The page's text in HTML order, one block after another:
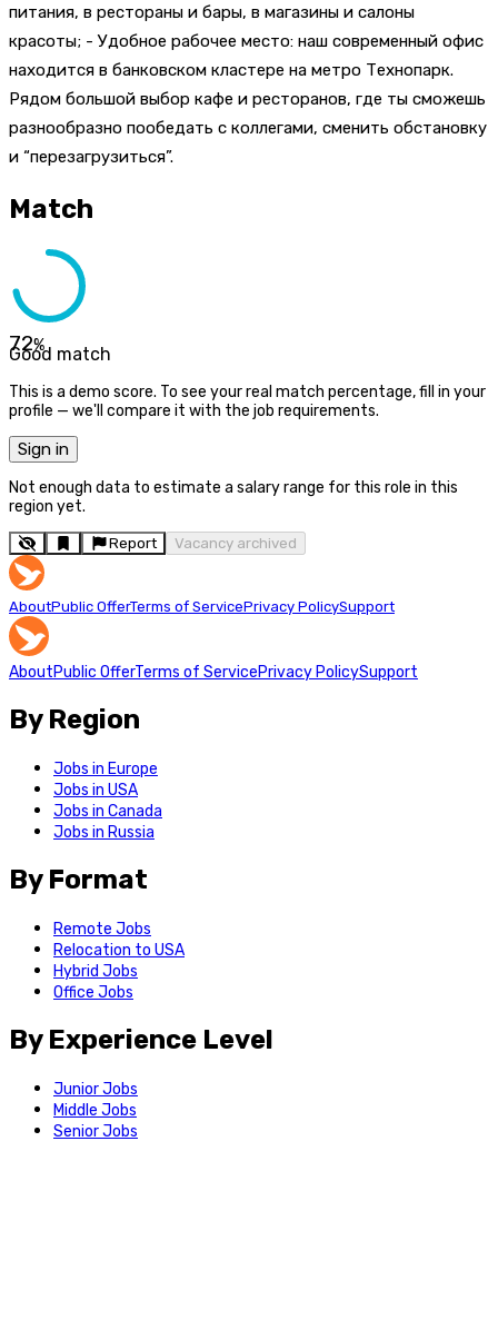
питания, в рестораны и бары, в магазины и салоны
красоты; - Удобное рабочее место: наш современный офис
находится в банковском кластере на метро Технопарк.
Рядом большой выбор кафе и ресторанов, где ты сможешь
разнообразно пообедать с коллегами, сменить обстановку
и “перезагрузиться”.
Match
72%
Good match
This is a demo score. To see your real match percentage, fill in your
profile — we'll compare it with the job requirements.
Sign in
Not enough data to estimate a salary range for this role in this
region yet.
Report Vacancy archived
AboutPublic OfferTerms of ServicePrivacy PolicySupport
AboutPublic OfferTerms of ServicePrivacy PolicySupport
By Region
Jobs in Europe
Jobs in USA
Jobs in Canada
Jobs in Russia
By Format
Remote Jobs
Relocation to USA
Hybrid Jobs
Office Jobs
By Experience Level
Junior Jobs
Middle Jobs
Senior Jobs